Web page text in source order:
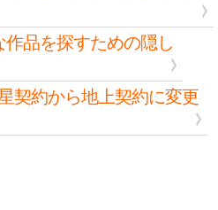
作品を探すための隠し
契約から地上契約に変更